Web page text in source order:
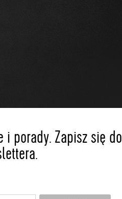
i porady. Zapisz się do